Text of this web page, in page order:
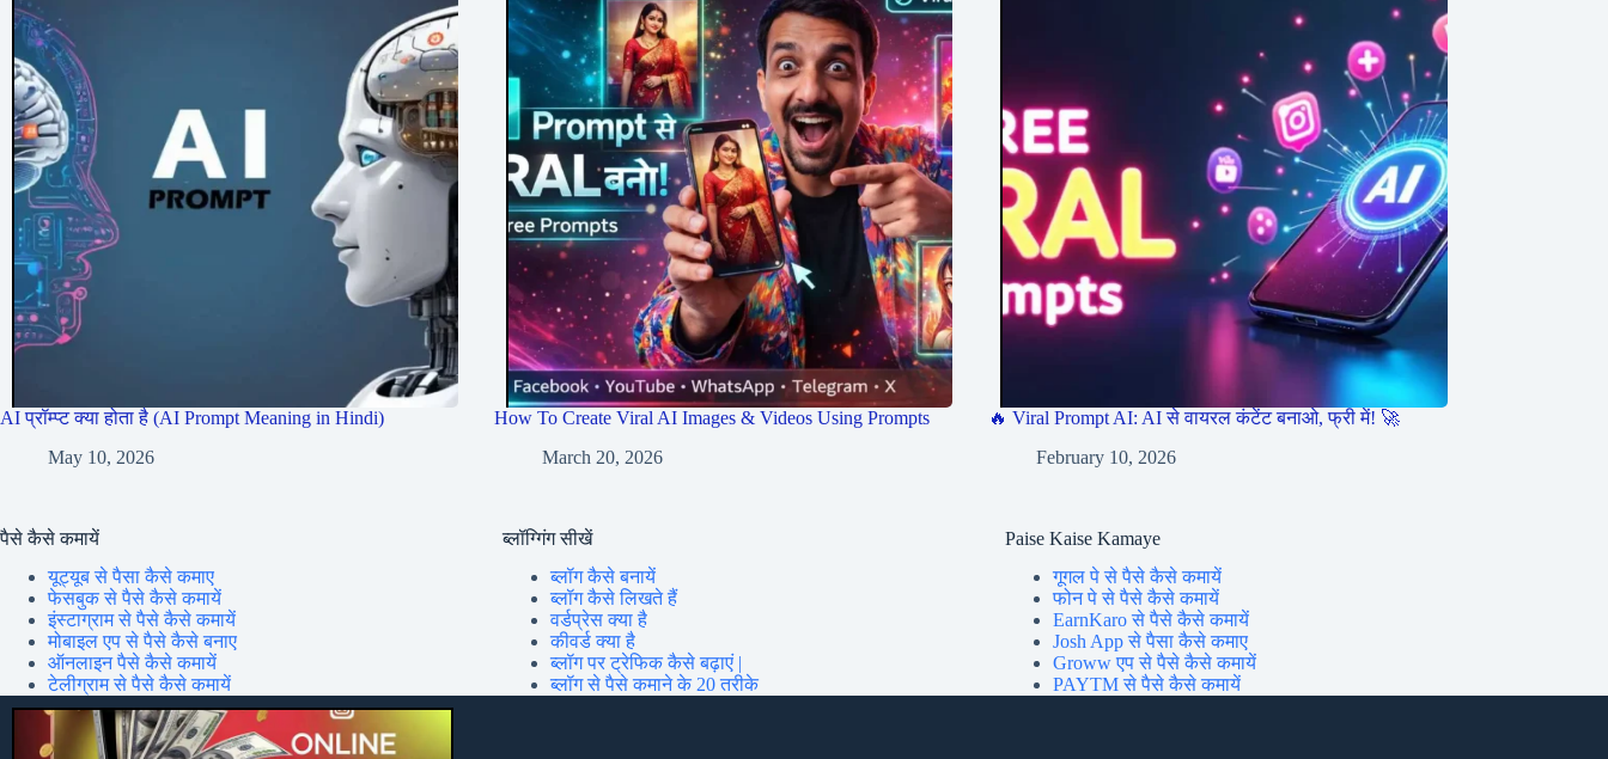
AI प्रॉम्प्ट क्या होता है (AI Prompt Meaning in Hindi)
May 10, 2026
How To Create Viral AI Images & Videos Using Prompts
March 20, 2026
🔥 Viral Prompt AI: AI से वायरल कंटेंट बनाओ, फ्री में! 🚀
February 10, 2026
पैसे कैसे कमायें
यूट्यूब से पैसा कैसे कमाए
फेसबुक से पैसे कैसे कमायें
इंस्टाग्राम से पैसे कैसे कमायें
मोबाइल एप से पैसे कैसे बनाए
ऑनलाइन पैसे कैसे कमायें
टेलीग्राम से पैसे कैसे कमायें
ब्लॉग्गिंग सीखें
ब्लॉग कैसे बनायें
ब्लॉग कैसे लिखते हैं
वर्डप्रेस क्या है
कीवर्ड क्या है
ब्लॉग पर ट्रेफिक कैसे बढ़ाएं |
ब्लॉग से पैसे कमाने के 20 तरीके
Paise Kaise Kamaye
गूगल पे से पैसे कैसे कमायें
फोन पे से पैसे कैसे कमायें
EarnKaro से पैसे कैसे कमायें
Josh App से पैसा कैसे कमाए
Groww एप से पैसे कैसे कमायें
PAYTM से पैसे कैसे कमायें